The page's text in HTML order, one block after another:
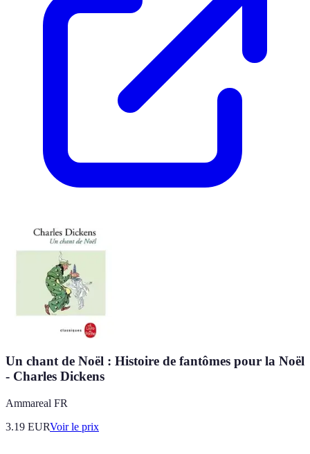
Un chant de Noël : Histoire de fantômes pour la Noël
- Charles Dickens
Ammareal FR
3.19 EURVoir le prix